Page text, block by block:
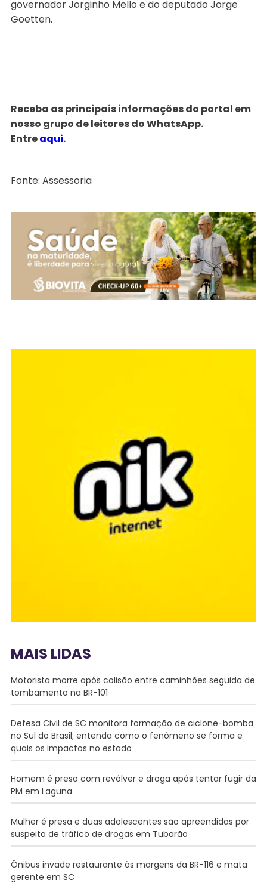
governador Jorginho Mello e do deputado Jorge
Goetten.
Receba as principais informações do portal em
nosso grupo de leitores do WhatsApp.
Entreaqui.
Fonte: Assessoria
MAIS LIDAS
Motorista morre após colisão entre caminhões seguida de
tombamento na BR-101
Defesa Civil de SC monitora formação de ciclone-bomba
no Sul do Brasil; entenda como o fenômeno se forma e
quais os impactos no estado
Homem é preso com revólver e droga após tentar fugir da
PM em Laguna
Mulher é presa e duas adolescentes são apreendidas por
suspeita de tráfico de drogas em Tubarão
Ônibus invade restaurante às margens da BR-116 e mata
gerente em SC